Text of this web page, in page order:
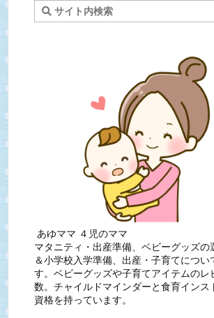
あゆママ ４児のママ
マタニティ・出産準備、ベビーグッズの
＆小学校入学準備、出産・子育てについ
す。ベビーグッズや子育てアイテムのレ
数。チャイルドマインダーと食育インス
資格を持っています。